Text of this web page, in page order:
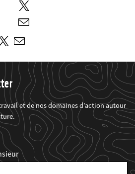
Twitter
E-
mail
Twitter
E-
et de nos domaines d’action autour